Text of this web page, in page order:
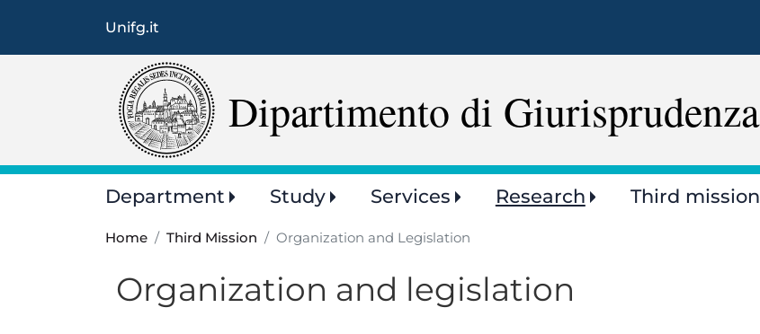
main
Unifg.it
Dipartimento di Giurisprudenza
Main
navigation
Department Study Services Research Third mission
Home Third Mission Organization and Legislation
Organization and legislation